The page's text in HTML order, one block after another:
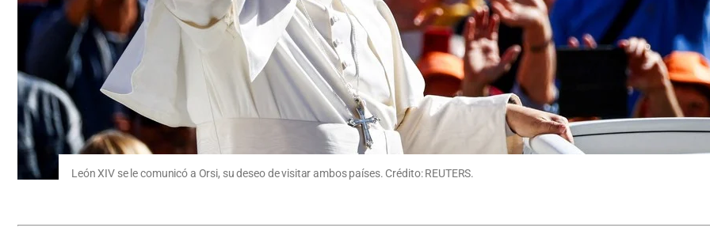
León XIV se le comunicó a Orsi, su deseo de visitar ambos países. Crédito: REUTERS.